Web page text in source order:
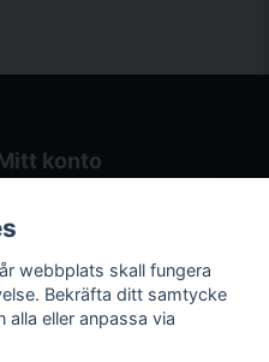
konto
dig
räkneverktyg
webbplats skall fungera
Bekräfta ditt samtycke
eller anpassa via